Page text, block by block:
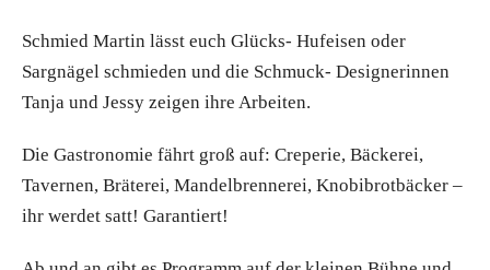
Schmied Martin lässt euch Glücks- Hufeisen oder
Sargnägel schmieden und die Schmuck- Designerinnen
Tanja und Jessy zeigen ihre Arbeiten.
Die Gastronomie fährt groß auf: Creperie, Bäckerei,
Tavernen, Bräterei, Mandelbrennerei, Knobibrotbäcker –
ihr werdet satt! Garantiert!